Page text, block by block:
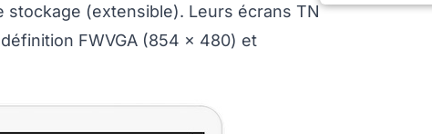
stockage (extensible). Leurs écrans TN
FWVGA (854 x 480) et